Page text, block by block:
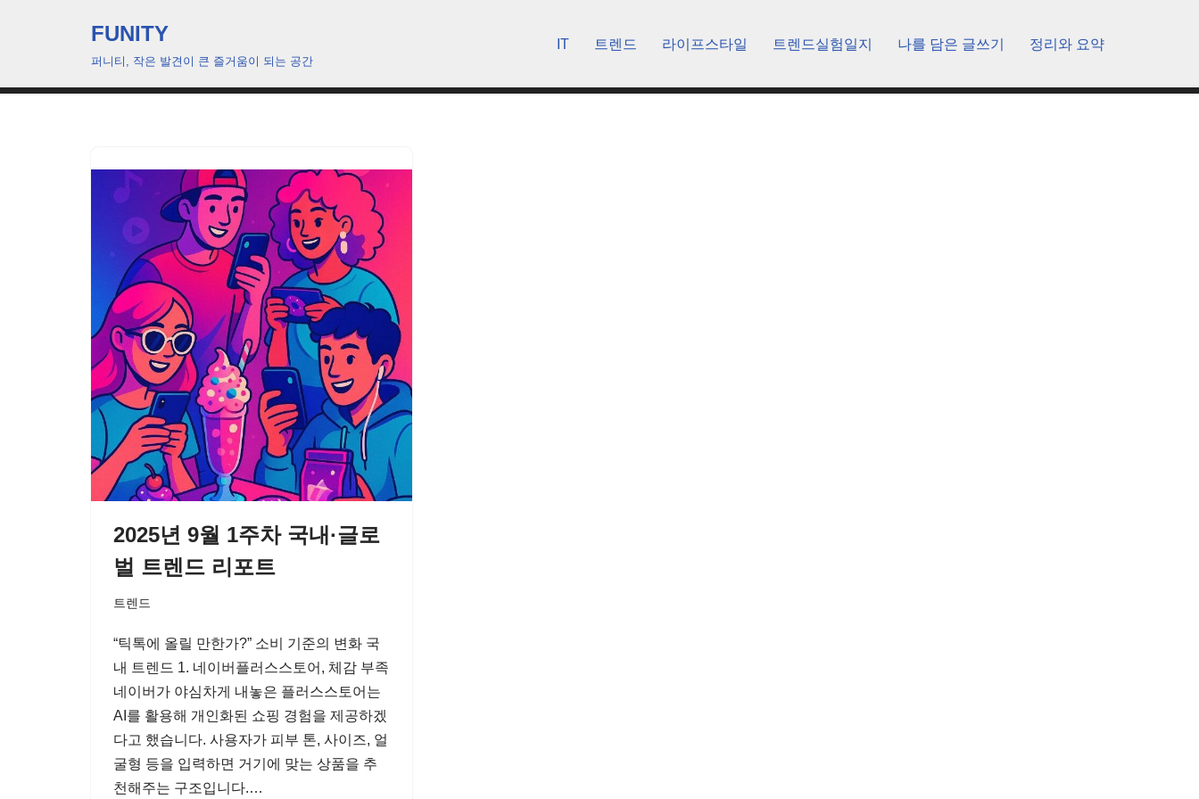
츠
FUNITY
퍼니티, 작은 발견이 큰 즐거움이 되는 공간
IT 트렌드 라이프스타일 트렌드실험일지 나를 담은 글쓰기 정리와 요약
2025년 9월 1주차 국내·글로
벌 트렌드 리포트
트렌드
“틱톡에 올릴 만한가?” 소비 기준의 변화 국
내 트렌드 1. 네이버플러스스토어, 체감 부족
네이버가 야심차게 내놓은 플러스스토어는
AI를 활용해 개인화된 쇼핑 경험을 제공하겠
다고 했습니다. 사용자가 피부 톤, 사이즈, 얼
굴형 등을 입력하면 거기에 맞는 상품을 추
천해주는 구조입니다.…